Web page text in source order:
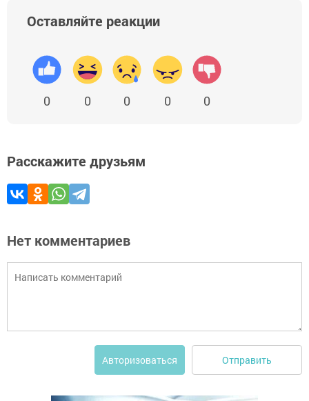
Оставляйте реакции
0 0 0 0 0
Расскажите друзьям
Нет комментариев
Авторизоваться Отправить